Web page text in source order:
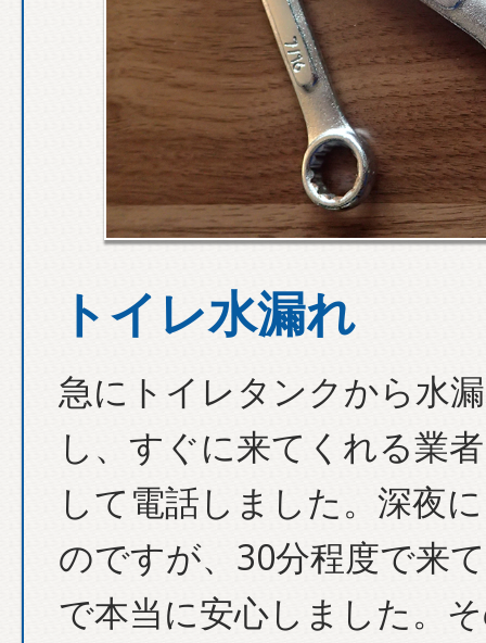
トイレ水漏れ
急にトイレタンクから水
し、すぐに来てくれる業
して電話しました。深夜
のですが、30分程度で来
で本当に安心しました。